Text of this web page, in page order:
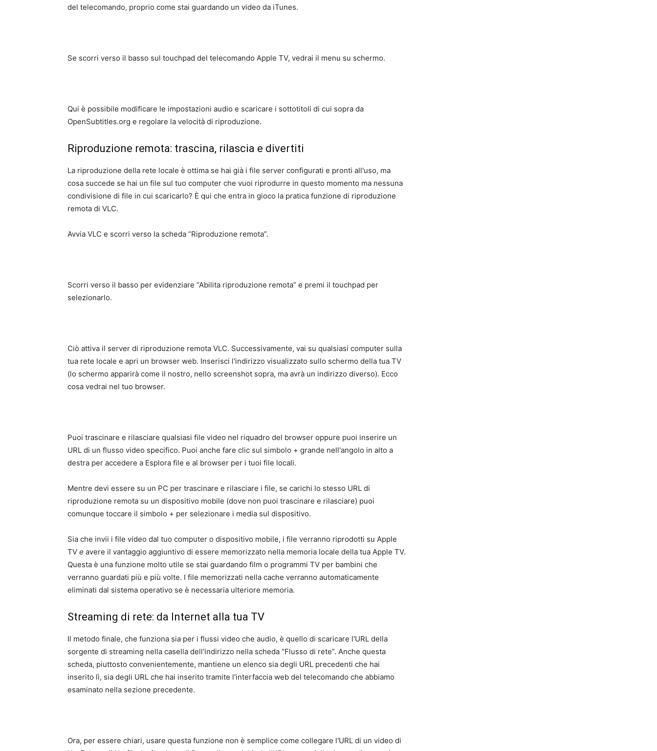
del telecomando, proprio come stai guardando un video da iTunes.
Se scorri verso il basso sul touchpad del telecomando Apple TV, vedrai il menu su schermo.
Qui è possibile modificare le impostazioni audio e scaricare i sottotitoli di cui sopra da
OpenSubtitles.org e regolare la velocità di riproduzione.
Riproduzione remota: trascina, rilascia e divertiti
La riproduzione della rete locale è ottima se hai già i file server configurati e pronti all'uso, ma
cosa succede se hai un file sul tuo computer che vuoi riprodurre in questo momento ma nessuna
condivisione di file in cui scaricarlo? È qui che entra in gioco la pratica funzione di riproduzione
remota di VLC.
Avvia VLC e scorri verso la scheda “Riproduzione remota”.
Scorri verso il basso per evidenziare “Abilita riproduzione remota” e premi il touchpad per
selezionarlo.
Ciò attiva il server di riproduzione remota VLC. Successivamente, vai su qualsiasi computer sulla
tua rete locale e apri un browser web. Inserisci l'indirizzo visualizzato sullo schermo della tua TV
(lo schermo apparirà come il nostro, nello screenshot sopra, ma avrà un indirizzo diverso). Ecco
cosa vedrai nel tuo browser.
Puoi trascinare e rilasciare qualsiasi file video nel riquadro del browser oppure puoi inserire un
URL di un flusso video specifico. Puoi anche fare clic sul simbolo + grande nell'angolo in alto a
destra per accedere a Esplora file e al browser per i tuoi file locali.
Mentre devi essere su un PC per trascinare e rilasciare i file, se carichi lo stesso URL di
riproduzione remota su un dispositivo mobile (dove non puoi trascinare e rilasciare) puoi
comunque toccare il simbolo + per selezionare i media sul dispositivo.
Sia che invii i file video dal tuo computer o dispositivo mobile, i file verranno riprodotti su Apple
TV e avere il vantaggio aggiuntivo di essere memorizzato nella memoria locale della tua Apple TV.
Questa è una funzione molto utile se stai guardando film o programmi TV per bambini che
verranno guardati più e più volte. I file memorizzati nella cache verranno automaticamente
eliminati dal sistema operativo se è necessaria ulteriore memoria.
Streaming di rete: da Internet alla tua TV
Il metodo finale, che funziona sia per i flussi video che audio, è quello di scaricare l'URL della
sorgente di streaming nella casella dell'indirizzo nella scheda “Flusso di rete”. Anche questa
scheda, piuttosto convenientemente, mantiene un elenco sia degli URL precedenti che hai
inserito lì, sia degli URL che hai inserito tramite l'interfaccia web del telecomando che abbiamo
esaminato nella sezione precedente.
Ora, per essere chiari, usare questa funzione non è semplice come collegare l'URL di un video di